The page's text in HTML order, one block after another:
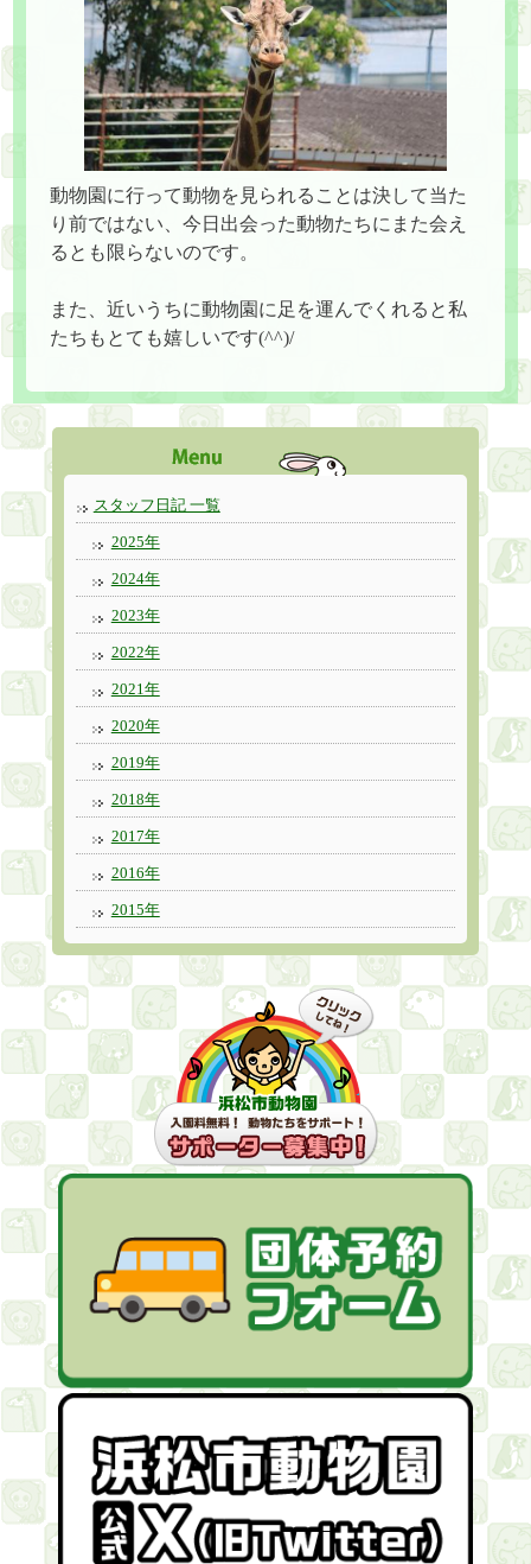
動物園に行って動物を見られることは決して当た
り前ではない、今日出会った動物たちにまた会え
るとも限らないのです。
また、近いうちに動物園に足を運んでくれると私
たちもとても嬉しいです(^^)/
スタッフ日記 一覧
2025年
2024年
2023年
2022年
2021年
2020年
2019年
2018年
2017年
2016年
2015年